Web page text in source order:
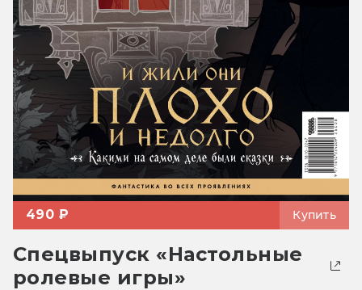
490 ₽ Купить
Спецвыпуск «Настольные
ролевые игры»